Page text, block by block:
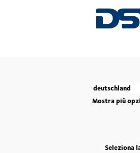
Pagina
Mostra più
Seleziona